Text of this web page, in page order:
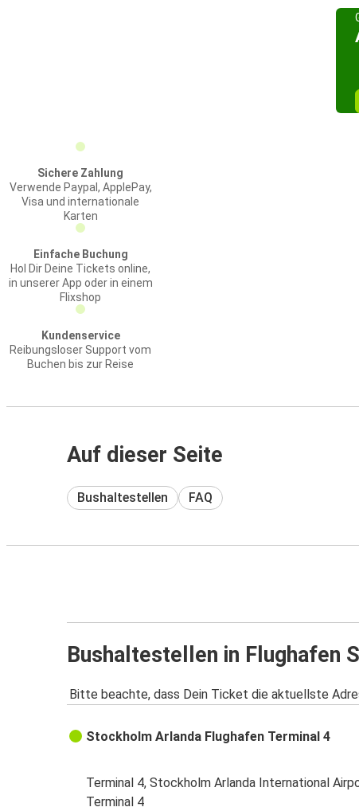
Sichere Zahlung
Verwende Paypal, ApplePay,
Visa und internationale
Karten
Einfache Buchung
Hol Dir Deine Tickets online,
in unserer App oder in einem
Flixshop
Kundenservice
Reibungsloser Support vom
Buchen bis zur Reise
Auf dieser Seite
Bushaltestellen FAQ
Bushaltestellen in Flughafen
Bitte beachte, dass Dein Ticket die aktuellste
Stockholm Arlanda Flughafen Terminal 4
Terminal 4, Stockholm Arlanda International
Terminal 4